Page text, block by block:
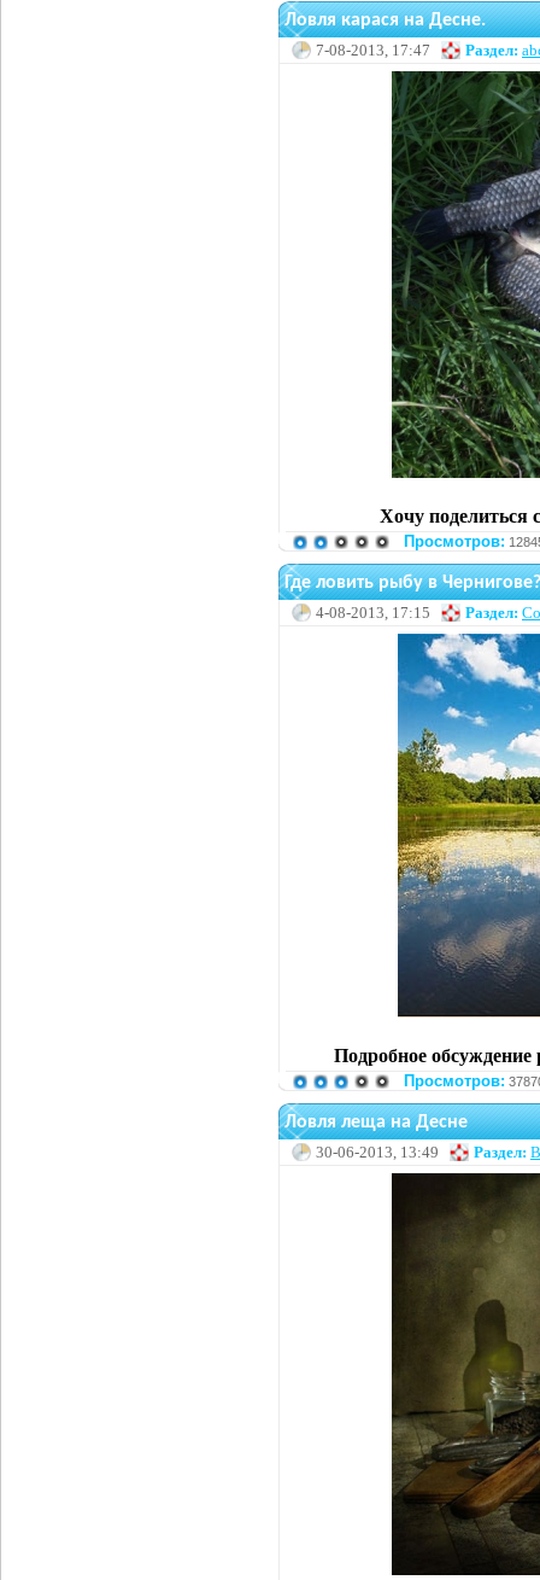
Ловля карася на Десне.
7-08-2013, 17:47 Раздел:
Хочу поделиться
Просмотров:
Где ловить рыбу в Чернигове?
4-08-2013, 17:15 Раздел:
Подробное обсуждение
Просмотров:
Ловля леща на Десне
30-06-2013, 13:49 Раздел: